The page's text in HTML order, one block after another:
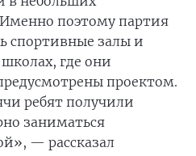
поэтому партия
спортивные залы и
где они
проектом.
ребят получили
заниматься
— рассказал